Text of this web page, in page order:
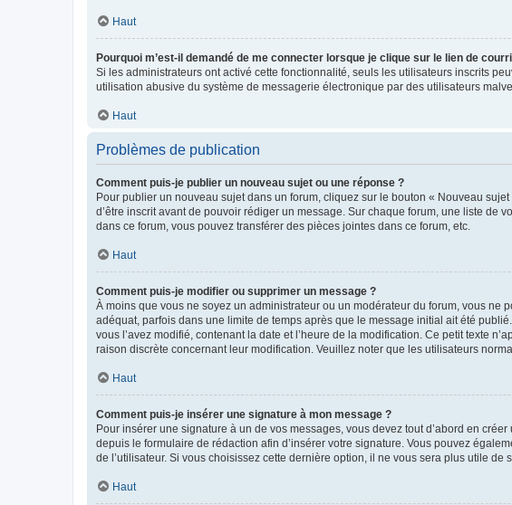
Haut
Pourquoi m’est-il demandé de me connecter lorsque je clique sur le lien de
Si les administrateurs ont activé cette fonctionnalité, seuls les utilisateurs inscrits
utilisation abusive du système de messagerie électronique par des utilisateurs
Haut
Problèmes de publication
Comment puis-je publier un nouveau sujet ou une réponse ?
Pour publier un nouveau sujet dans un forum, cliquez sur le bouton « Nouveau
d’être inscrit avant de pouvoir rédiger un message. Sur chaque forum, une liste de
dans ce forum, vous pouvez transférer des pièces jointes dans ce forum, etc.
Haut
Comment puis-je modifier ou supprimer un message ?
À moins que vous ne soyez un administrateur ou un modérateur du forum, vous
adéquat, parfois dans une limite de temps après que le message initial ait été
vous l’avez modifié, contenant la date et l’heure de la modification. Ce petit texte
raison discrète concernant leur modification. Veuillez noter que les utilisateurs
Haut
Comment puis-je insérer une signature à mon message ?
Pour insérer une signature à un de vos messages, vous devez tout d’abord en
depuis le formulaire de rédaction afin d’insérer votre signature. Vous pouvez
de l’utilisateur. Si vous choisissez cette dernière option, il ne vous sera plus utile de
Haut